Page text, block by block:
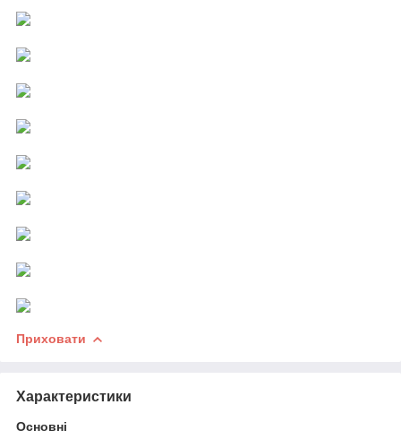
Приховати
Характеристики
Основні